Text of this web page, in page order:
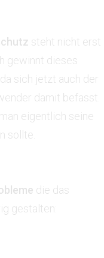
steht nicht erst
gewinnt dieses
sich jetzt auch der
damit befasst.
eigentlich seine
sollte.
die das
gestalten: